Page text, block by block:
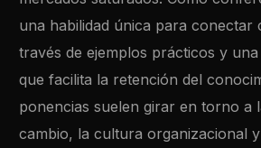
una habilidad única para conectar
través de ejemplos prácticos y
que facilita la retención del
ponencias suelen girar en torno a
cambio, la cultura organizacional